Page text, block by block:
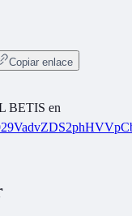
Copiar enlace
BETIS en